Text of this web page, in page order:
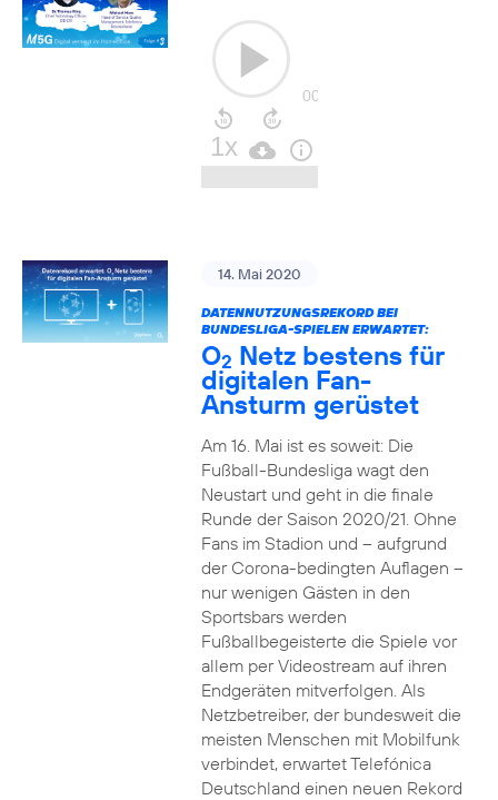
14. Mai 2020
DATENNUTZUNGSREKORD BEI
BUNDESLIGA-SPIELEN ERWARTET:
O2 Netz bestens für
digitalen Fan-
Ansturm gerüstet
Am 16. Mai ist es soweit: Die
Fußball-Bundesliga wagt den
Neustart und geht in die finale
Runde der Saison 2020/21. Ohne
Fans im Stadion und – aufgrund
der Corona-bedingten Auflagen –
nur wenigen Gästen in den
Sportsbars werden
Fußballbegeisterte die Spiele vor
allem per Videostream auf ihren
Endgeräten mitverfolgen. Als
Netzbetreiber, der bundesweit die
meisten Menschen mit Mobilfunk
verbindet, erwartet Telefónica
Deutschland einen neuen Rekord